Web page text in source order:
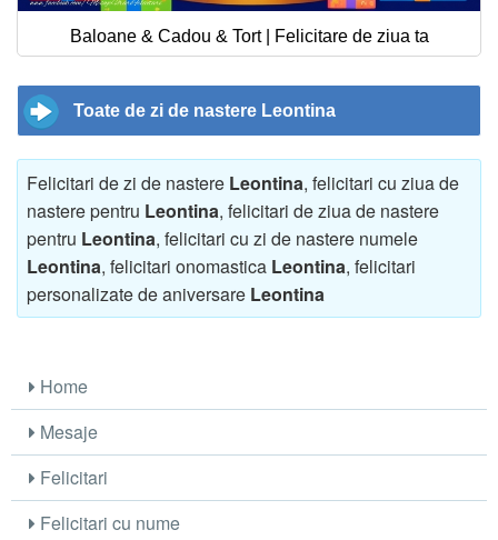
Baloane & Cadou & Tort | Felicitare de ziua ta
Toate de zi de nastere Leontina
Felicitari de zi de nastere Leontina, felicitari cu ziua de
nastere pentru Leontina, felicitari de ziua de nastere
pentru Leontina, felicitari cu zi de nastere numele
Leontina, felicitari onomastica Leontina, felicitari
personalizate de aniversare Leontina
Home
Mesaje
Felicitari
Felicitari cu nume